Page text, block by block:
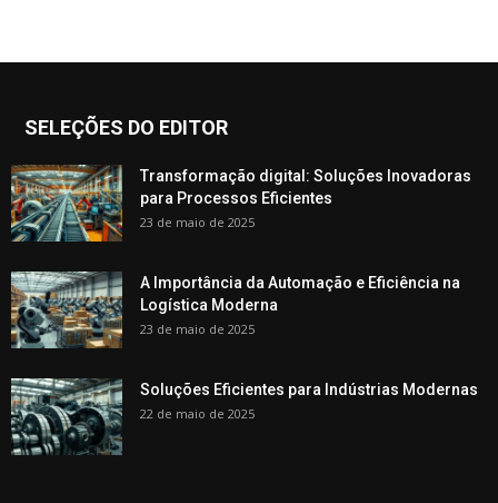
SELEÇÕES DO EDITOR
Transformação digital: Soluções Inovadoras
para Processos Eficientes
23 de maio de 2025
A Importância da Automação e Eficiência na
Logística Moderna
23 de maio de 2025
Soluções Eficientes para Indústrias Modernas
22 de maio de 2025